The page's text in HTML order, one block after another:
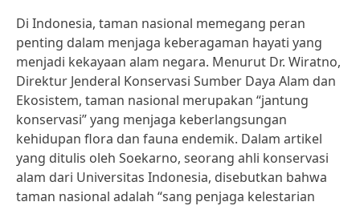
Di Indonesia, taman nasional memegang peran
penting dalam menjaga keberagaman hayati yang
menjadi kekayaan alam negara. Menurut Dr. Wiratno,
Direktur Jenderal Konservasi Sumber Daya Alam dan
Ekosistem, taman nasional merupakan “jantung
konservasi” yang menjaga keberlangsungan
kehidupan flora dan fauna endemik. Dalam artikel
yang ditulis oleh Soekarno, seorang ahli konservasi
alam dari Universitas Indonesia, disebutkan bahwa
taman nasional adalah “sang penjaga kelestarian